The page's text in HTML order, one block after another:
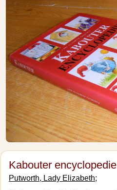
Kabouter encyclopedie
Putworth, Lady Elizabeth;